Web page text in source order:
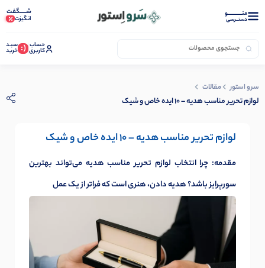
منــــــــــــو
دستــرسی
شـــــگفت
انگیزت
حساب
کاربری (: سبـد
خرید
سرو استور مقالات
لوازم تحریر مناسب هدیه – 10 ایده‌ خاص و شیک
لوازم تحریر مناسب هدیه – 10 ایده‌ خاص و شیک
مقدمه: چرا انتخاب لوازم تحریر مناسب هدیه می‌تواند بهترین
سورپرایز باشد؟ هدیه دادن، هنری است که فراتر از یک عمل